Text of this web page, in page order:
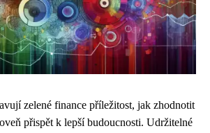
zelené finance příležitost, jak zhodnotit
přispět k lepší budoucnosti. Udržitelné